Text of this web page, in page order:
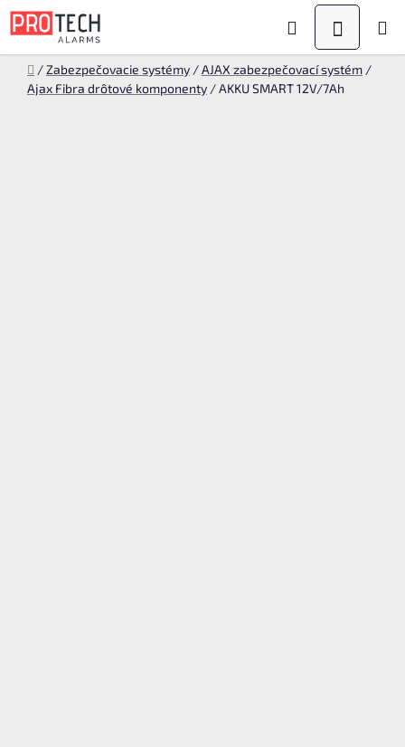
Prejsť
na
Hľadať
KOŠÍK
Domov
/Zabezpečovacie systémy /AJAX zabezpečovací systém /
Ajax Fibra drôtové komponenty /AKKU SMART 12V/7Ah